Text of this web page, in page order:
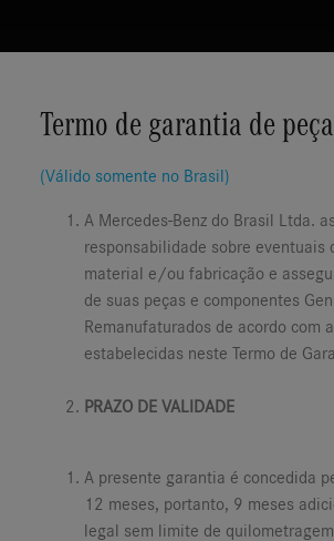
Termo de garantia de
(Válido somente no Brasil)
A Mercedes-Benz do Brasil Ltda.
responsabilidade sobre eventuais
material e/ou fabricação e
de suas peças e componentes
Remanufaturados de acordo com
estabelecidas neste Termo de
PRAZO DE VALIDADE
A presente garantia é concedida
12 meses, portanto, 9 meses
legal sem limite de